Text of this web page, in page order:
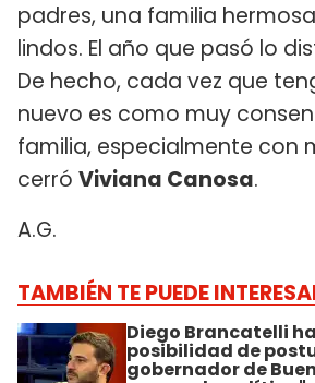
padres, una familia
lindos. El año que pasó lo
De hecho, cada vez que
nuevo es como muy
familia, especialmente con
cerró Viviana Canosa.
A.G.
TAMBIÉN TE PUEDE
Diego Brancatelli
posibilidad de
gobernador de